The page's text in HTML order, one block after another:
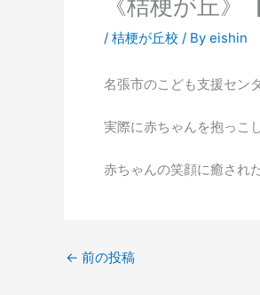
《桔梗が丘》
/ 桔梗が丘校 / By eishin
名張市のこども支援セン
実際に赤ちゃんを抱っこ
赤ちゃんの笑顔に癒され
← 前の投稿